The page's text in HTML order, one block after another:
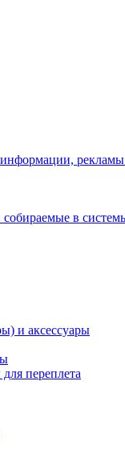
в
и аксессуары
переплета